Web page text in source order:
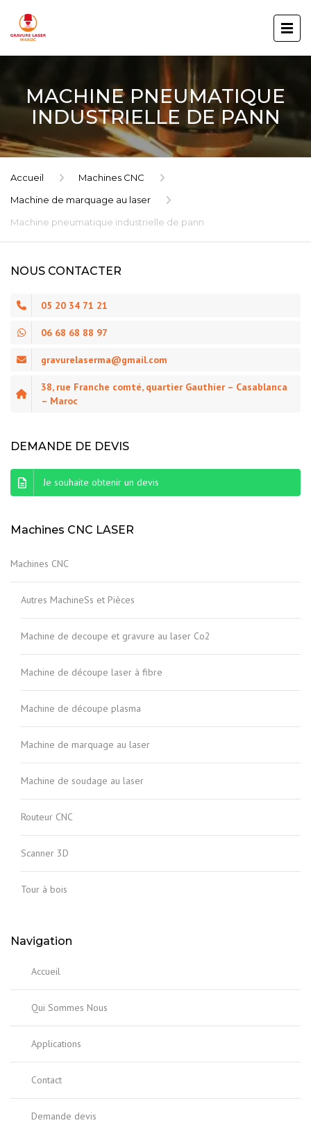
MACHINE PNEUMATIQUE
INDUSTRIELLE DE PANN
Accueil
Machines CNC
Machine de marquage au laser
Machine pneumatique industrielle de pann
NOUS CONTACTER
05 20 34 71 21
06 68 68 88 97
gravurelaserma@gmail.com
38, rue Franche comté, quartier Gauthier – Casablanca
– Maroc
DEMANDE DE DEVIS
Je souhaite obtenir un devis
Machines CNC LASER
Machines CNC
Autres MachineSs et Pièces
Machine de decoupe et gravure au laser Co2
Machine de découpe laser à fibre
Machine de découpe plasma
Machine de marquage au laser
Machine de soudage au laser
Routeur CNC
Scanner 3D
Tour à bois
Navigation
Accueil
Qui Sommes Nous
Applications
Contact
Demande devis